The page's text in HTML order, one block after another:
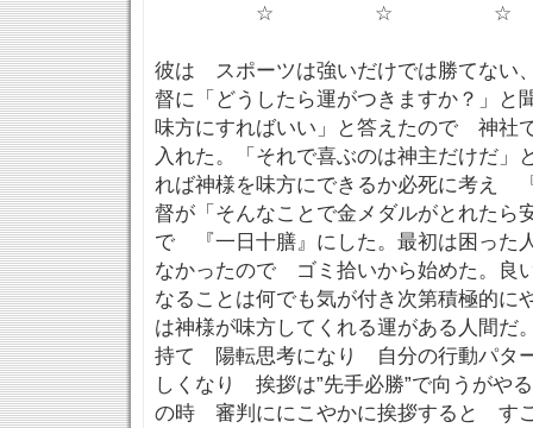
☆ ☆ ☆
彼は スポーツは強いだけでは勝てない
督に「どうしたら運がつきますか？」と
味方にすればいい」と答えたので 神社
入れた。「それで喜ぶのは神主だけだ
れば神様を味方にできるか必死に考え
督が「そんなことで金メダルがとれたら
で 『一日十膳』にした。最初は困った
なかったので ゴミ拾いから始めた。良
なることは何でも気が付き次第積極的に
は神様が味方してくれる運がある人間だ
持て 陽転思考になり 自分の行動パタ
しくなり 挨拶は”先手必勝”で向うがや
の時 審判ににこやかに挨拶すると す